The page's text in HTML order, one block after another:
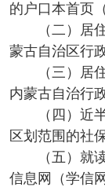
的户口本首页
（二）居
蒙古自治区行
（三）居
内蒙古自治行
（四）近
区划范围的社
（五）就
信息网（学信